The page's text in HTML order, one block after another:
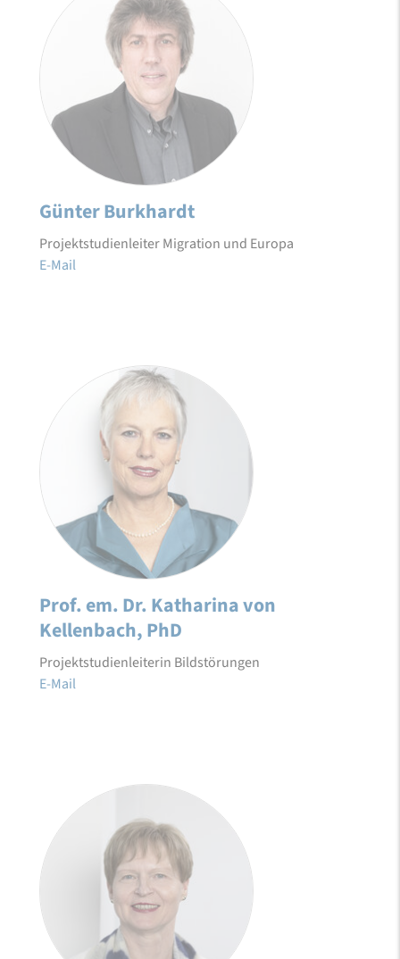
Günter Burkhardt
Projektstudienleiter Migration und Europa
E-Mail
Prof. em. Dr. Katharina von
Kellenbach, PhD
Projektstudienleiterin Bildstörungen
E-Mail